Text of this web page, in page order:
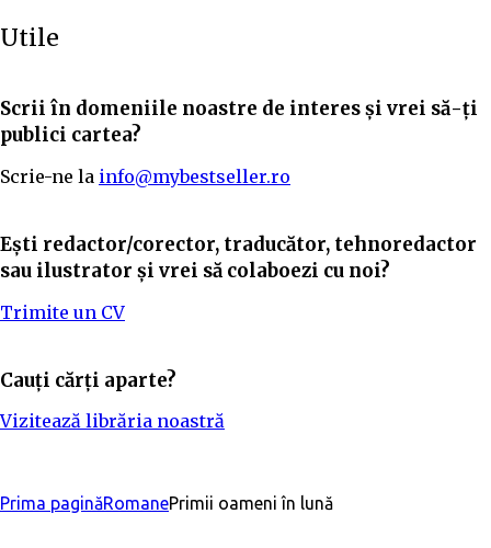
Utile
Scrii în domeniile noastre de interes și vrei să-ți
publici cartea?
Scrie-ne la info@mybestseller.ro
Ești redactor/corector, traducător, tehnoredactor
sau ilustrator și vrei să colaboezi cu noi?
Trimite un CV
Cauți cărți aparte?
Vizitează librăria noastră
Prima paginăRomanePrimii oameni în lună